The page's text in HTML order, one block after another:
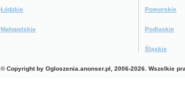
Łódzkie
Małopolskie
Pomorskie
Podlaskie
Śląskie
© Copyright by Ogloszenia.anonser.pl, 2006-2026. Wszelkie